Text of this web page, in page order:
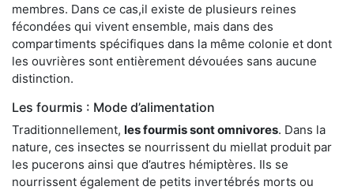
membres. Dans ce cas,il existe de plusieurs reines
fécondées qui vivent ensemble, mais dans des
compartiments spécifiques dans la même colonie et dont
les ouvrières sont entièrement dévouées sans aucune
distinction.
Les fourmis : Mode d’alimentation
Traditionnellement, les fourmis sont omnivores. Dans la
nature, ces insectes se nourrissent du miellat produit par
les pucerons ainsi que d’autres hémiptères. Ils se
nourrissent également de petits invertébrés morts ou